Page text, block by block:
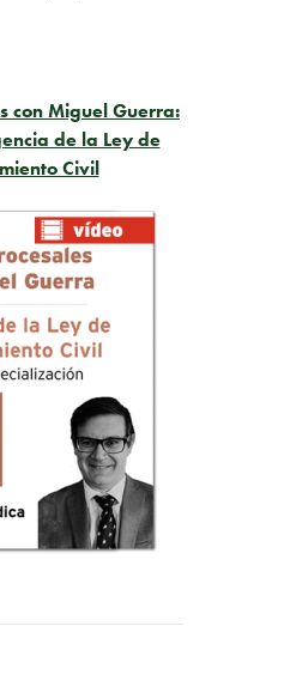
con Miguel Guerra:
de la Ley de
Civil